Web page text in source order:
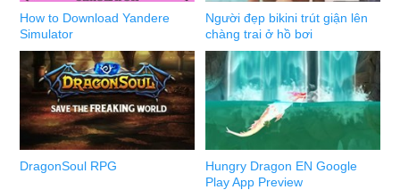
How to Download Yandere
Simulator
Người đẹp bikini trút giận lên
chàng trai ở hồ bơi
DragonSoul RPG
Hungry Dragon EN Google
Play App Preview